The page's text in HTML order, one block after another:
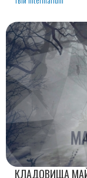
КЛАДОВИЩА